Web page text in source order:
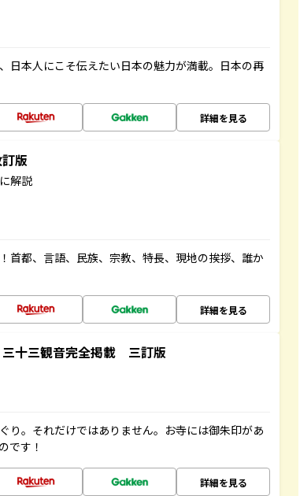
日本人にこそ伝えたい日本の魅力が満載。日本の再
詳細を見る
版
解説
首都、言語、民族、宗教、特長、現地の挨拶、誰か
詳細を見る
十三観音完全掲載 三訂版
り。それだけではありません。お寺には御朱印があ
です！
詳細を見る